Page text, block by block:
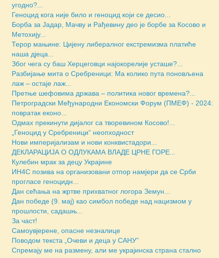
угодно?...
Геноцид кога није било и геноцид који се десио...
Борба за Јадар, Мачву и Рађевину део је борбе за Косово и
Метохију...
Терор мањине: Цијену либералног екстремизма платиће
наша дјеца...
Због чега су баш Херцеговци најокорелије усташе?...
Разбијање мита о Сребреници: Ма колико пута поновљена
лаж – остаје лаж...
Претње шефовима држава – политика новог времена?...
Петроградски Међународни Економски Форум (ПМЕФ) - 2024:
повратак еконо...
Одмах прекинути дијалог са творевином Косово!...
„Геноцид у Сребреници“ неопходност
Нови империјализам и нови конквистадори...
ДЕКЛАРАЦИЈА О ОДЛУКАМА ВЛАДЕ ЦРНЕ ГОРЕ...
Кулебин мрак за децу Украјине
ИН4С позива на организовани отпор намјери да се Срби
прогласе геноцидн...
Дан сећања на жртве прихватног логора Земун...
Дан победе (9. мај) као симбол победе над нацизмом у
прошлости, садашњ...
За част!
Самоувјерене, опасне незналице
Поводом текста „Очеви и деца у САНУ”
Спремају ме на размену, али ме украјинска страна стално